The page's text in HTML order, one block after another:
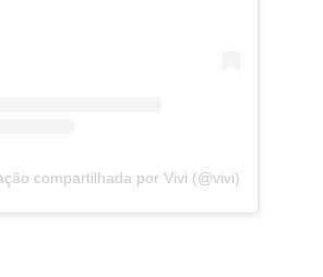
compartilhada por Vivi (@vivi)